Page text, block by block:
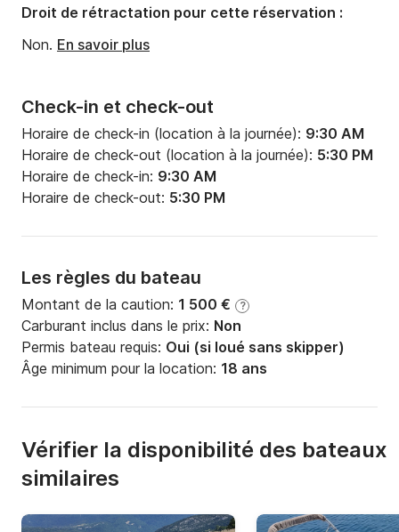
Check-in et check-out
Horaire de check-in (location à la journée): 9:30 AM
Horaire de check-out (location à la journée): 5:30 PM
Horaire de check-in: 9:30 AM
Horaire de check-out: 5:30 PM
Les règles du bateau
Montant de la caution: 1 500 € ?
Carburant inclus dans le prix: Non
Permis bateau requis: Oui (si loué sans skipper)
Âge minimum pour la location: 18 ans
Droit de rétractation pour cette réservation :
Non. En savoir plus
Vérifier la disponibilité des bateaux
similaires